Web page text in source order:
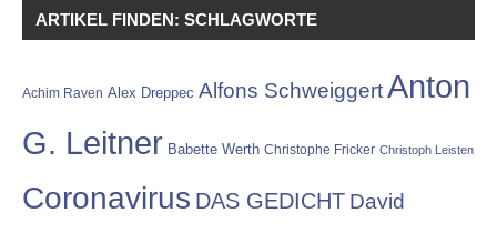
ARTIKEL FINDEN: SCHLAGWORTE
Achim Raven Alex Dreppec Alfons SchweiggertAnton
G. Leitner Babette Werth Christophe Fricker Christoph Leisten
Coronavirus DAS GEDICHT David